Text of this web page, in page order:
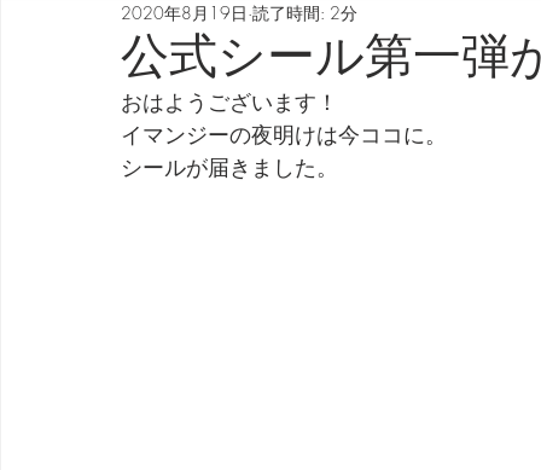
弦交換の記録 DTM 始める 知っておきたいコト
Imanjy Studio 使われているモノ
公式シール第一弾
2020年8月19日 読了時間: 2分
おはようございます！
イマンジーの夜明けは今ココに。
シールが届きました。